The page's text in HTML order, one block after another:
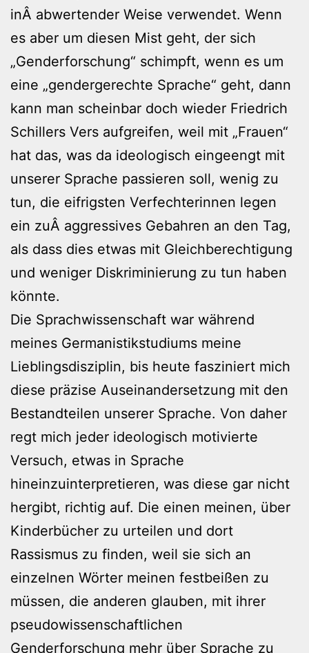
inÂ abwertender Weise verwendet. Wenn
es aber um diesen Mist geht, der sich
„Genderforschung“ schimpft, wenn es um
eine „gendergerechte Sprache“ geht, dann
kann man scheinbar doch wieder Friedrich
Schillers Vers aufgreifen, weil mit „Frauen“
hat das, was da ideologisch eingeengt mit
unserer Sprache passieren soll, wenig zu
tun, die eifrigsten Verfechterinnen legen
ein zuÂ aggressives Gebahren an den Tag,
als dass dies etwas mit Gleichberechtigung
und weniger Diskriminierung zu tun haben
könnte.
Die Sprachwissenschaft war während
meines Germanistikstudiums meine
Lieblingsdisziplin, bis heute fasziniert mich
diese präzise Auseinandersetzung mit den
Bestandteilen unserer Sprache. Von daher
regt mich jeder ideologisch motivierte
Versuch, etwas in Sprache
hineinzuinterpretieren, was diese gar nicht
hergibt, richtig auf. Die einen meinen, über
Kinderbücher zu urteilen und dort
Rassismus zu finden, weil sie sich an
einzelnen Wörter meinen festbeißen zu
müssen, die anderen glauben, mit ihrer
pseudowissenschaftlichen
Genderforschung mehr über Sprache zu